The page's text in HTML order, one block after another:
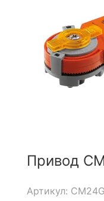
Привод
Артикул: